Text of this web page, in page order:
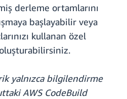
derleme ortamlarını
başlayabilir veya
kullanan özel
yalnızca bilgilendirme
AWS CodeBuild